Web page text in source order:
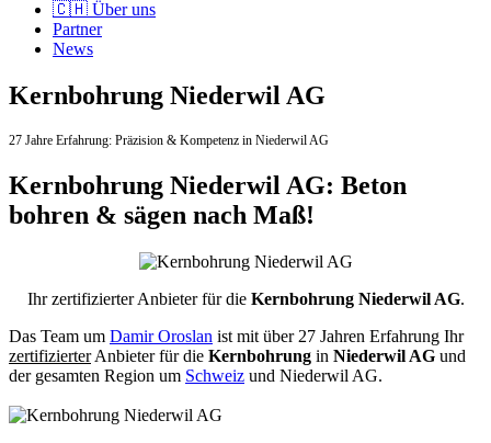
🇨🇭 Über uns
Partner
News
Kernbohrung Niederwil AG
27 Jahre Erfahrung: Präzision & Kompetenz in Niederwil AG
Kernbohrung Niederwil AG: Beton
bohren & sägen nach Maß!
Ihr zertifizierter Anbieter für die Kernbohrung Niederwil AG.
Das Team um Damir Oroslan ist mit über 27 Jahren Erfahrung Ihr
zertifizierterAnbieter für die Kernbohrung in Niederwil AG und
der gesamten Region um Schweiz und Niederwil AG.